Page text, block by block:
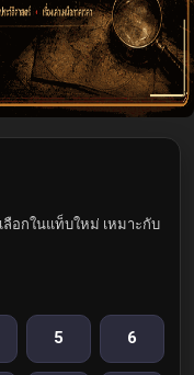
อกในแท็บใหม่ เหมาะกับ
5 6